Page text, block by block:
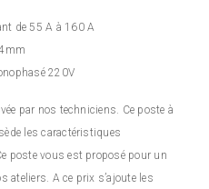
de 55 A à 160 A
220V
par nos techniciens. Ce poste à
les caractéristiques
poste vous est proposé pour un
ateliers. A ce prix s’ajoute les